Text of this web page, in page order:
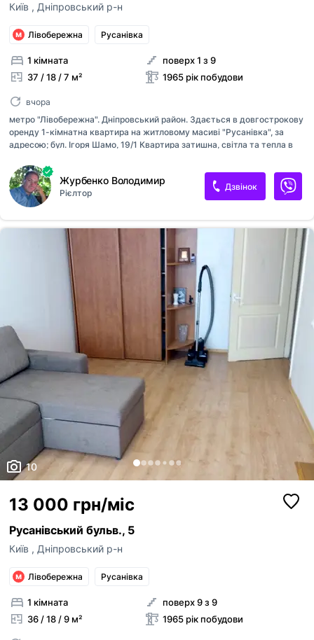
Київ , Дніпровський р-н
Лівобережна Русанівка
1 кімната
37 / 18 / 7 м²
поверх 1 з 9
1965 рік побудови
вчора
метро "Лівобережна". Дніпровський район. Здається в довгострокову
оренду 1-кімнатна квартира на житловому масиві "Русанівка", за
адресою; бул. Ігоря Шамо, 19/1 Квартира затишна, світла та тепла в
машина автомат, холодильник, телевізор, двоспальний ортопедичний
диван з кріслом, комод, шафа-купе, бойлер, газова плита, доглянута
сантехніка, утеплений та засклений балкон з сушкою для одягу.
Чистий під'їзд, окремий тамбур на три квартири під ключ. Поруч з
будинком присутня вся необхідна інфраструктура; магазини,
торговельно розважальні комплекси, безліч кав'ярень, Русанівський
канал для відпочинку та рибальства, 350 метрів до річки Д...
Журбенко Володимир
Рієлтор
Дзвінок
10
13 000 грн/міс
Русанівський бульв., 5
Київ , Дніпровський р-н
Лівобережна Русанівка
1 кімната
36 / 18 / 9 м²
поверх 9 з 9
1965 рік побудови